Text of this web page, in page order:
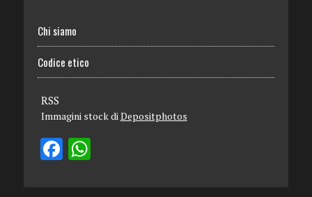
Chi siamo
Codice etico
RSS
Immagini stock diDepositphotos